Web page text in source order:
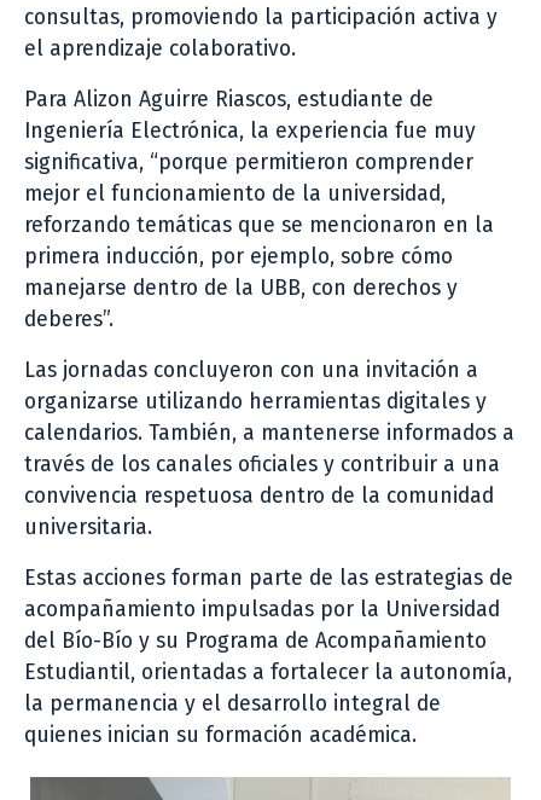
consultas, promoviendo la participación activa y
el aprendizaje colaborativo.
Para Alizon Aguirre Riascos, estudiante de
Ingeniería Electrónica, la experiencia fue muy
significativa, “porque permitieron comprender
mejor el funcionamiento de la universidad,
reforzando temáticas que se mencionaron en la
primera inducción, por ejemplo, sobre cómo
manejarse dentro de la UBB, con derechos y
deberes”.
Las jornadas concluyeron con una invitación a
organizarse utilizando herramientas digitales y
calendarios. También, a mantenerse informados a
través de los canales oficiales y contribuir a una
convivencia respetuosa dentro de la comunidad
universitaria.
Estas acciones forman parte de las estrategias de
acompañamiento impulsadas por la Universidad
del Bío-Bío y su Programa de Acompañamiento
Estudiantil, orientadas a fortalecer la autonomía,
la permanencia y el desarrollo integral de
quienes inician su formación académica.